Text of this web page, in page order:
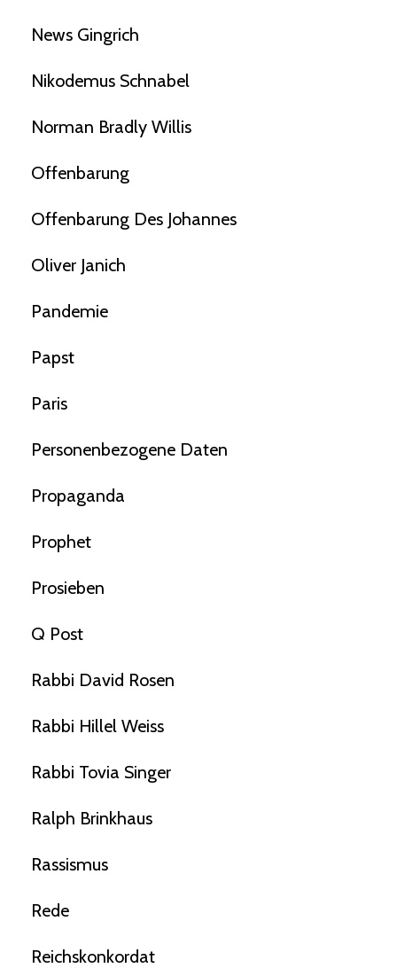
News Gingrich
Nikodemus Schnabel
Norman Bradly Willis
Offenbarung
Offenbarung Des Johannes
Oliver Janich
Pandemie
Papst
Paris
Personenbezogene Daten
Propaganda
Prophet
Prosieben
Q Post
Rabbi David Rosen
Rabbi Hillel Weiss
Rabbi Tovia Singer
Ralph Brinkhaus
Rassismus
Rede
Reichskonkordat